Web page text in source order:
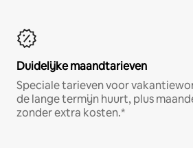
Duidelijke maandtarieven
Speciale tarieven voor
de lange termijn huurt, plus
zonder extra kosten.*